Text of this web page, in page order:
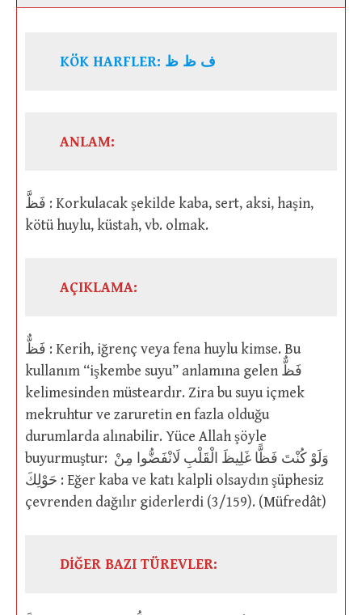
KÖK HARFLER: ف ظ ظ
ANLAM:
فَظَّ : Korkulacak şekilde kaba, sert, aksi, haşin,
kötü huylu, küstah, vb. olmak.
AÇIKLAMA:
فَظٌّ : Kerih, iğrenç veya fena huylu kimse. Bu
kullanım “işkembe suyu” anlamına gelen فَظٌّ
kelimesinden müsteardır. Zira bu suyu içmek
mekruhtur ve zaruretin en fazla olduğu
durumlarda alınabilir. Yüce Allah şöyle
buyurmuştur: وَلَوْ كُنْتَ فَظًّا غَلِيظَ الْقَلْبِ لَانْفَضُّوا مِنْ
حَوْلِكَ : Eğer kaba ve katı kalpli olsaydın şüphesiz
çevrenden dağılır giderlerdi (3/159). (Müfredât)
DİĞER BAZI TÜREVLER: